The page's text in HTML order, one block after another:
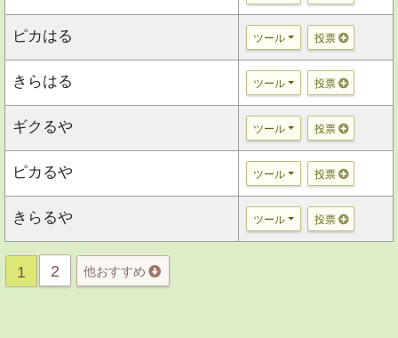
ピカはる ツール 投票
きらはる ツール 投票
ギクるや ツール 投票
ピカるや ツール 投票
きらるや ツール 投票
1 2 他おすすめ